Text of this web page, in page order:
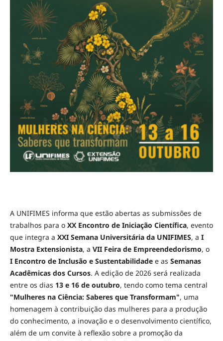
A UNIFIMES informa que estão abertas as submissões de
trabalhos para o XX Encontro de Iniciação Científica, evento
que integra a XXI Semana Universitária da UNIFIMES, a I
Mostra Extensionista, a VII Feira de Empreendedorismo, o
I Encontro de Inclusão e Sustentabilidadee as Semanas
Acadêmicas dos Cursos. A edição de 2026 será realizada
entre os dias 13 e 16 de outubro, tendo como tema central
"Mulheres na Ciência: Saberes que Transformam", uma
homenagem à contribuição das mulheres para a produção
do conhecimento, a inovação e o desenvolvimento científico,
além de um convite à reflexão sobre a promoção da